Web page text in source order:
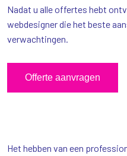
Nadat u alle offertes hebt
webdesigner die het beste
verwachtingen.
Offerte aanvragen
Het hebben van een